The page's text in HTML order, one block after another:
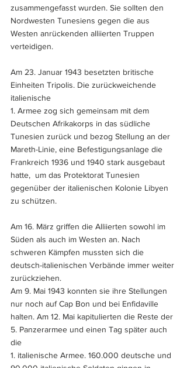
zusammengefasst wurden. Sie sollten den
Nordwesten Tunesiens gegen die aus
Westen anrückenden alliierten Truppen
verteidigen.
Am 23. Januar 1943 besetzten britische
Einheiten Tripolis. Die zurückweichende
italienische
1. Armee zog sich gemeinsam mit dem
Deutschen Afrikakorps in das südliche
Tunesien zurück und bezog Stellung an der
Mareth-Linie, eine Befestigungsanlage die
Frankreich 1936 und 1940 stark ausgebaut
hatte,  um das Protektorat Tunesien
gegenüber der italienischen Kolonie Libyen
zu schützen.
Am 16. März griffen die Alliierten sowohl im
Süden als auch im Westen an. Nach
schweren Kämpfen mussten sich die
deutsch-italienischen Verbände immer weiter
zurückziehen.
Am 9. Mai 1943 konnten sie ihre Stellungen
nur noch auf Cap Bon und bei Enfidaville
halten. Am 12. Mai kapitulierten die Reste der
5. Panzerarmee und einen Tag später auch
die
1. italienische Armee. 160.000 deutsche und